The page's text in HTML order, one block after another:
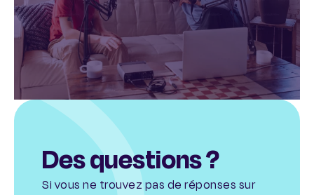
Des questions ?
Si vous ne trouvez pas de réponses sur